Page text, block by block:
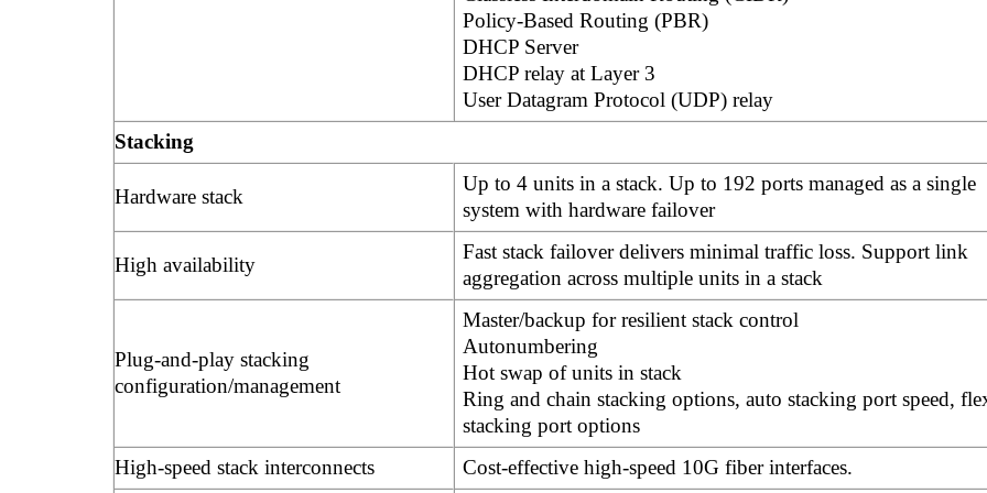
Policy-Based Routing (PBR)
DHCP Server
DHCP relay at Layer 3
User Datagram Protocol (UDP) relay
Stacking
Hardware stack
Up to 4 units in a stack. Up to 192 ports managed as a single
system with hardware failover
High availability
Fast stack failover delivers minimal traffic loss. Support link
aggregation across multiple units in a stack
Plug-and-play stacking
configuration/management
Master/backup for resilient stack control
Autonumbering
Hot swap of units in stack
Ring and chain stacking options, auto stacking port speed,
stacking port options
High-speed stack interconnects
Cost-effective high-speed 10G fiber interfaces.